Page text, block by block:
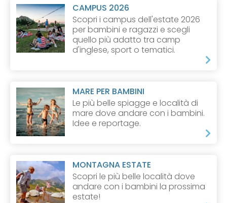
CAMPUS 2026
Scopri i campus dell'estate 2026
per bambini e ragazzi e scegli
quello più adatto tra camp
d'inglese, sport o tematici.
MARE PER BAMBINI
Le più belle spiagge e località di
mare dove andare con i bambini.
Idee e reportage.
MONTAGNA ESTATE
Scopri le più belle località dove
andare con i bambini la prossima
estate!